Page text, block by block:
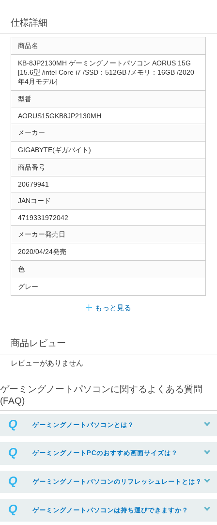
仕様詳細
商品名
KB-8JP2130MH ゲーミングノートパソコン AORUS 15G
[15.6型 /intel Core i7 /SSD：512GB /メモリ：16GB /2020
年4月モデル]
型番
AORUS15GKB8JP2130MH
メーカー
GIGABYTE(ギガバイト)
商品番号
20679941
JANコード
4719331972042
メーカー発売日
2020/04/24発売
色
グレー
もっと見る
商品レビュー
レビューがありません
ゲーミングノートパソコンに関するよくある質問
(FAQ)
ゲーミングノートパソコンとは？
ゲーミングノートPCのおすすめ画面サイズは？
ゲーミングノートパソコンのリフレッシュレートとは？
ゲーミングノートパソコンは持ち運びできますか？